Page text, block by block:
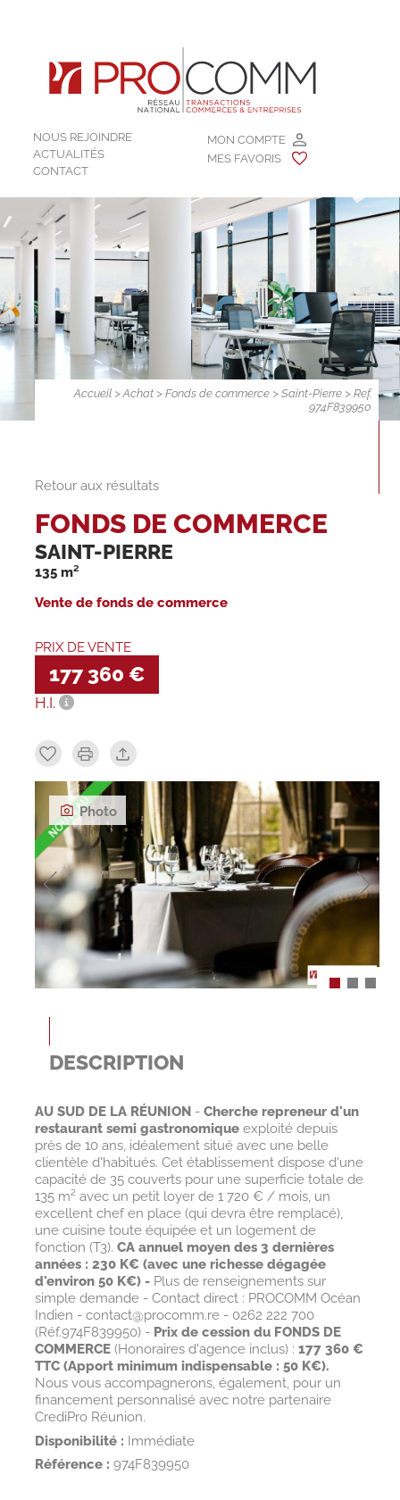
MON COMPTE
MES FAVORIS
NOUS REJOINDRE
ACTUALITÉS
CONTACT
Accueil >Achat >Fonds de commerce >Saint-Pierre > Ref.
974F839950
Retour aux résultats
Photo
DESCRIPTION
AU SUD DE LA RÉUNION- Cherche repreneur d'un
restaurant semi gastronomique exploité depuis
près de 10 ans, idéalement situé avec une belle
clientèle d'habitués. Cet établissement dispose d'une
capacité de 35 couverts pour une superficie totale de
135 m² avec un petit loyer de 1 720 € / mois, un
excellent chef en place (qui devra être remplacé),
une cuisine toute équipée et un logement de
fonction (T3). CA annuel moyen des 3 dernières
années : 230 K€ (avec une richesse dégagée
d'environ 50 K€) -Plus de renseignements sur
simple demande - Contact direct : PROCOMM Océan
Indien - contact@procomm.re - 0262 222 700
(Réf.974F839950) - Prix de cession du FONDS DE
COMMERCE (Honoraires d'agence inclus) : 177 360 €
TTC (Apport minimum indispensable : 50 K€).
Nous vous accompagnerons, également, pour un
financement personnalisé avec notre partenaire
CrediPro Réunion.
Disponibilité : Immédiate
Référence : 974F839950
FONDS DE COMMERCE
SAINT-PIERRE
135 m²
Vente de fonds de commerce
PRIX DE VENTE
177 360 €
H.I.